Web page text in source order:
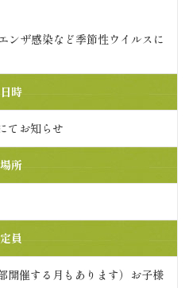
ンザ感染など季節性ウイルスに
日時
てお知らせ
場所
定員
催する月もあります）お子様